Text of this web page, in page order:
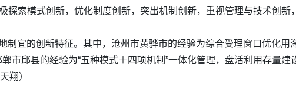
探索模式创新，优化制度创新，突出机制创新，重视管理与技术创
制宜的创新特征。其中，沧州市黄骅市的经验为综合受理窗口优化用
市邱县的经验为“五种模式＋四项机制”一体化管理，盘活利用存量
翔）